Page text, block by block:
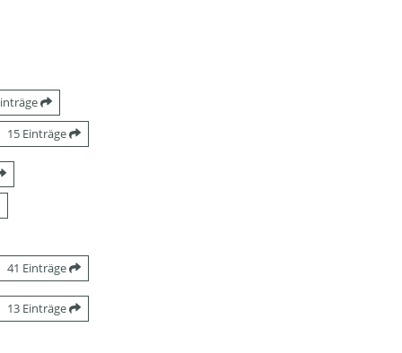
15 Einträge
41 Einträge
13 Einträge